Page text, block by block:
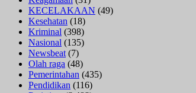
KECELAKAAN (49)
Kesehatan (18)
Kriminal (398)
Nasional (135)
Newsbeat (7)
Olah raga (48)
Pemerintahan (435)
Pendidikan (116)